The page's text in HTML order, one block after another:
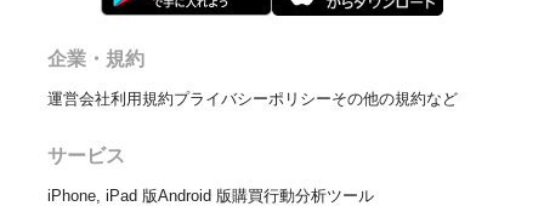
企業・規約
運営会社利用規約プライバシーポリシーその他の規約など
サービス
iPhone, iPad 版Android 版購買行動分析ツール